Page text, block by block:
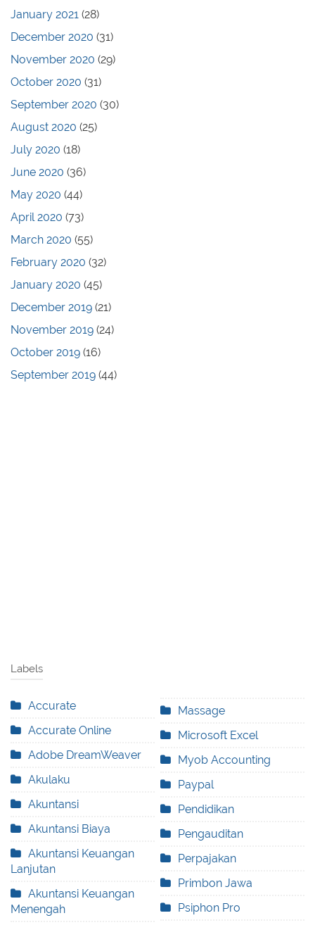
January 2021 (28)
December 2020 (31)
November 2020 (29)
October 2020 (31)
September 2020 (30)
August 2020 (25)
July 2020 (18)
June 2020 (36)
May 2020 (44)
April 2020 (73)
March 2020 (55)
February 2020 (32)
January 2020 (45)
December 2019 (21)
November 2019 (24)
October 2019 (16)
September 2019 (44)
Labels
Accurate
Accurate Online
Adobe DreamWeaver
Akulaku
Akuntansi
Akuntansi Biaya
Akuntansi Keuangan
Lanjutan
Akuntansi Keuangan
Menengah
Massage
Microsoft Excel
Myob Accounting
Paypal
Pendidikan
Pengauditan
Perpajakan
Primbon Jawa
Psiphon Pro